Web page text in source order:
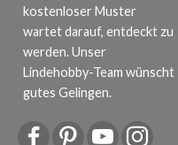
kostenloser Muster
wartet darauf, entdeckt zu
werden. Unser
Lindehobby-Team wünscht
gutes Gelingen.